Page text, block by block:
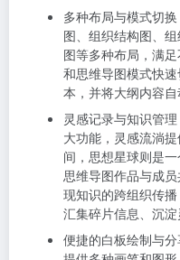
多种布局与模式切
图、组织结构图、
图等多种布局，满
和思维导图模式快
本，并将大纲内容
灵感记录与知识管
大功能，灵感流淌
间，思想星球则是
思维导图作品与成
现知识的跨组织传播
汇集碎片信息、沉
便捷的白板绘制与